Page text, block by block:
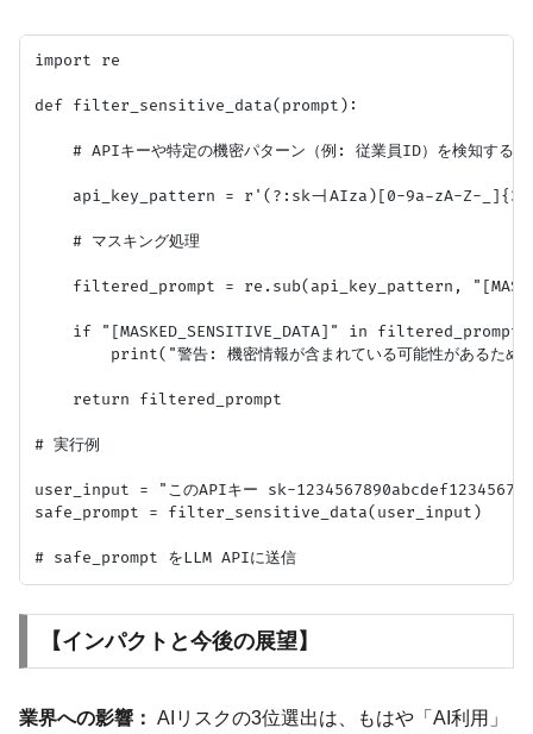
import re
def filter_sensitive_data(prompt):
# APIキーや特定の機密パターン（例: 従業員ID）を検知する正
api_key_pattern = r'(?:sk-|AIza)[0-9a-zA-Z-
    # マスキング処理
filtered_prompt = re.sub(api_key_pattern,
    if "[MASKED_SENSITIVE_DATA]" in filtered_prompt:
print("警告: 機密情報が含まれている可能性があるため
    return filtered_prompt
# 実行例
user_input = "このAPIキー sk-
safe_prompt = filter_sensitive_data(user_input)
【インパクトと今後の展望】
業界への影響： AIリスクの3位選出は、もはや「AI利用」